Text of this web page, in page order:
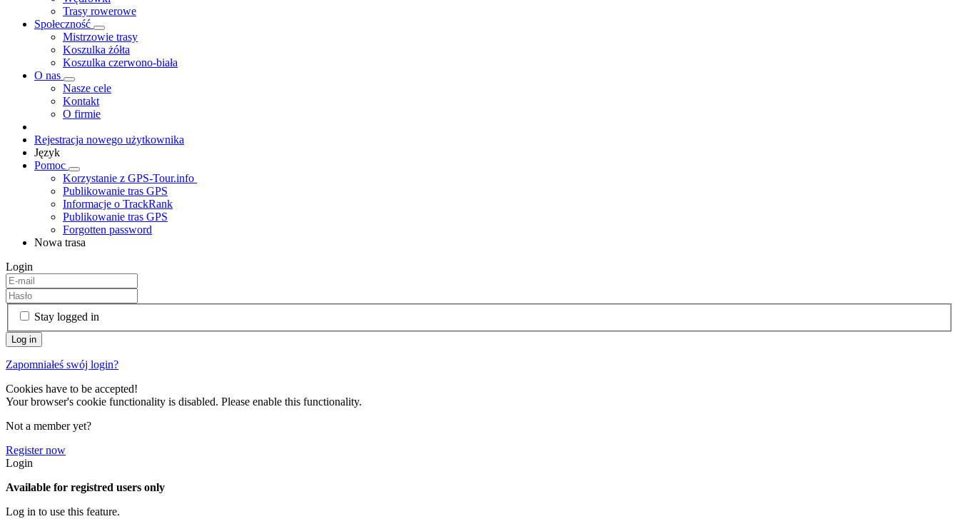
Trasy rowerowe
Społeczność
Mistrzowie trasy
Koszulka żółta
Koszulka czerwono-biała
O nas
Nasze cele
Kontakt
O firmie
Rejestracja nowego użytkownika
Język
Pomoc
Korzystanie z GPS-Tour.info
Publikowanie tras GPS
Informacje o TrackRank
Publikowanie tras GPS
Forgotten password
Nowa trasa
Login
Stay logged in
Zapomniałeś swój login?
Cookies have to be accepted!
Your browser's cookie functionality is disabled. Please enable this functionality.
Not a member yet?
Register now
Login
Available for registred users only
Log in to use this feature.